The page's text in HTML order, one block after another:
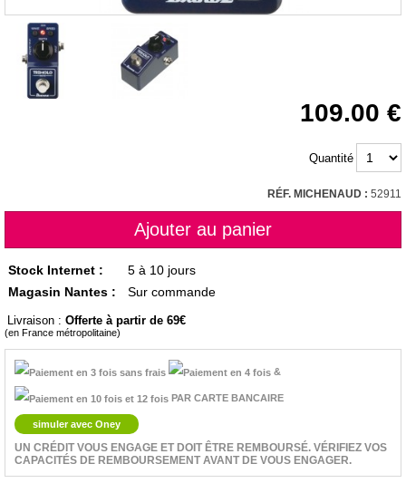
109.00
Quantité
RÉF. MICHENAUD : 52911
Stock Internet :
5 à 10 jours
Magasin Nantes :
Sur commande
Livraison : Offerte à partir de 69
(en France métropolitaine)
&
PAR CARTE BANCAIRE
simuler avec Oney
UN CRÉDIT VOUS ENGAGE ET DOIT ÊTRE REMBOURSÉ. VÉRIFIEZ VOS
CAPACITÉS DE REMBOURSEMENT AVANT DE VOUS ENGAGER.